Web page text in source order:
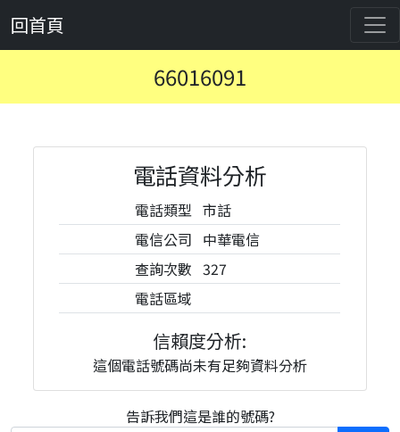
回首頁
66016091
電話資料分析
電話類型 市話
電信公司 中華電信
查詢次數 327
電話區域
信賴度分析:
這個電話號碼尚未有足夠資料分析
告訴我們這是誰的號碼?